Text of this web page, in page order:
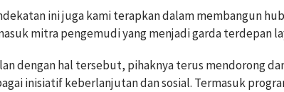
ini juga kami terapkan dalam membangun
mitra pengemudi yang menjadi garda terdepan
dengan hal tersebut, pihaknya terus mendorong
inisiatif keberlanjutan dan sosial. Termasuk